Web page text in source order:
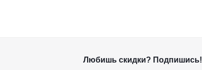
Любишь скидки? Подпишись!